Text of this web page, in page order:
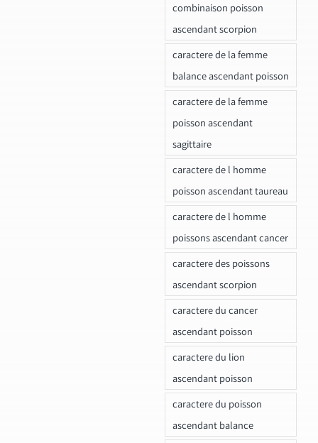
combinaison poisson
ascendant scorpion
caractere de la femme
balance ascendant poisson
caractere de la femme
poisson ascendant
sagittaire
caractere de l homme
poisson ascendant taureau
caractere de l homme
poissons ascendant cancer
caractere des poissons
ascendant scorpion
caractere du cancer
ascendant poisson
caractere du lion
ascendant poisson
caractere du poisson
ascendant balance